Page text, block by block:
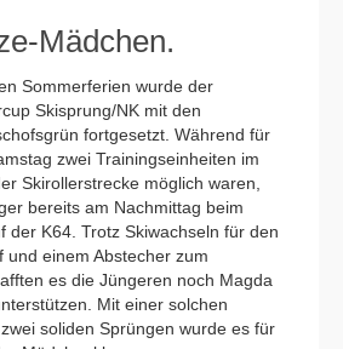
Mädchen.
Sommerferien wurde der
Skisprung/NK mit den
fortgesetzt. Während für
zwei Trainingseinheiten im
Skirollerstrecke möglich waren,
bereits am Nachmittag beim
der K64. Trotz Skiwachseln für den
und einem Abstecher zum
es die Jüngeren noch Magda
Mit einer solchen
soliden Sprüngen wurde es für